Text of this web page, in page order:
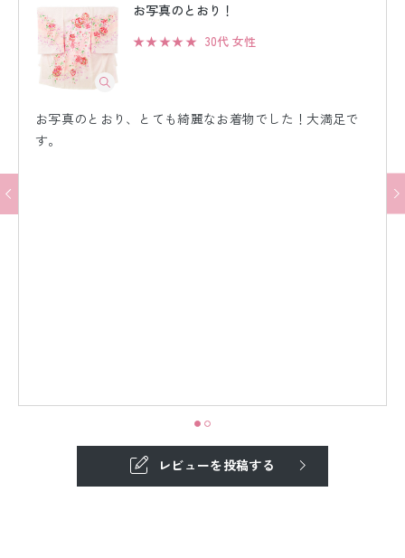
お写真のとおり！
★★★★★ 30代 女性
お写真のとおり、とても綺麗なお着物でした！大満足で
す。
レビューを投稿する